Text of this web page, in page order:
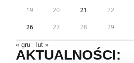
19 20 21 22
26 27 28 29
« gru lut »
AKTUALNOŚCI: